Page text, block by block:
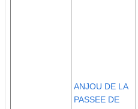
ANJOU DE LA
PASSEE DE